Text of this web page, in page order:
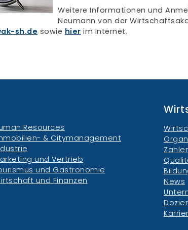
Weitere Informationen und
Neumann von der
sh.de sowie hier im Internet.
Resources
& Citymanagement
und Vertrieb
und Gastronomie
und Finanzen
News